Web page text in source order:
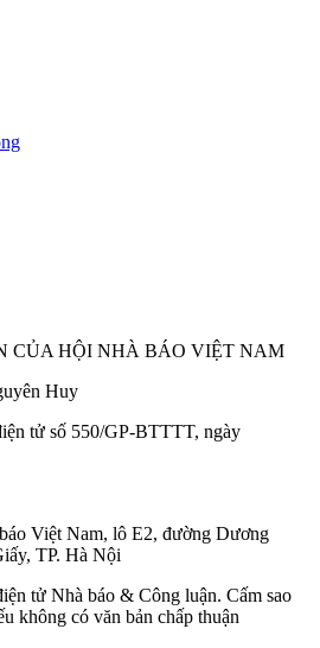
CỦA HỘI NHÀ BÁO VIỆT NAM
Huy
tử số 550/GP-BTTTT, ngày
Việt Nam, lô E2, đường Dương
TP. Hà Nội
tử Nhà báo & Công luận. Cấm sao
không có văn bản chấp thuận